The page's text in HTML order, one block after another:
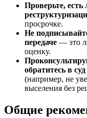
Проверьте, есть
просрочке.
Не
передаче — это
оценку.
обратитесь в суд
(например, не
выселения без
Общие